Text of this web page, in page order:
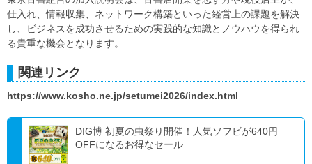
仕入れ、情報収集、ネットワーク構築といった経営上の課題を解決
し、ビジネスを成功させるための実践的な知識とノウハウを得られ
る貴重な機会となります。
関連リンク
https://www.kosho.ne.jp/setumei2026/index.html
DIG博 初夏の虫祭り開催！人気ソフビが640円
OFFになるお得なセール